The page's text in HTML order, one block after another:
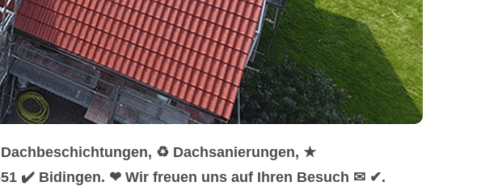
♻ Dachsanierungen, ★
✔️ Bidingen. ❤ Wir freuen uns auf Ihren Besuch ✉ ✔.